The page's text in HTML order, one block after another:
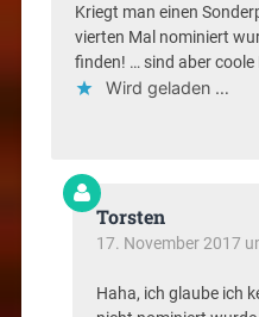
Kriegt man einen
vierten Mal nominiert
finden! … sind aber coole
Wird geladen …
Torsten
17. November 2017
Haha, ich glaube ich